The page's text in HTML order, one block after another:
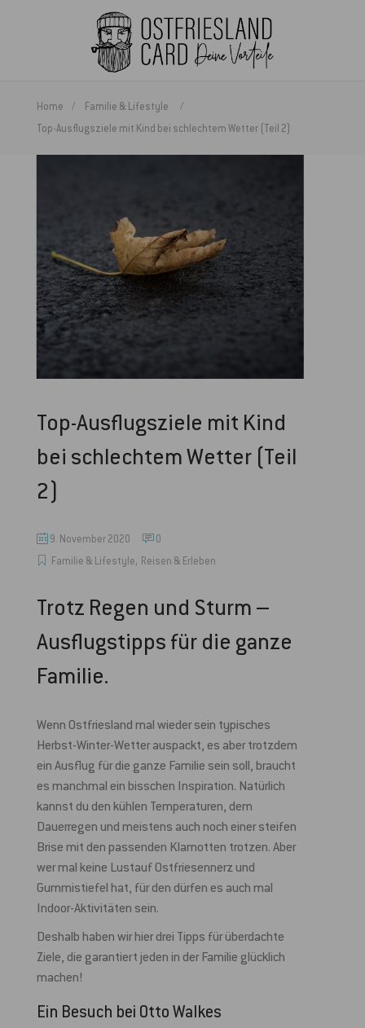
Home Familie & Lifestyle
Top-Ausflugsziele mit Kind bei schlechtem Wetter (Teil 2)
Top-Ausflugsziele mit Kind
bei schlechtem Wetter (Teil
2)
9. November 2020 0
Familie & Lifestyle, Reisen & Erleben
Trotz Regen und Sturm –
Ausflugstipps für die ganze
Familie.
Wenn Ostfriesland mal wieder sein typisches
Herbst-Winter-Wetter auspackt, es aber trotzdem
ein Ausflug für die ganze Familie sein soll, braucht
es manchmal ein bisschen Inspiration. Natürlich
kannst du den kühlen Temperaturen, dem
Dauerregen und meistens auch noch einer steifen
Brise mit den passenden Klamotten trotzen. Aber
wer mal keine Lustauf Ostfriesennerz und
Gummistiefel hat, für den dürfen es auch mal
Indoor-Aktivitäten sein.
Deshalb haben wir hier drei Tipps für überdachte
Ziele, die garantiert jeden in der Familie glücklich
machen!
Ein Besuch bei Otto Walkes